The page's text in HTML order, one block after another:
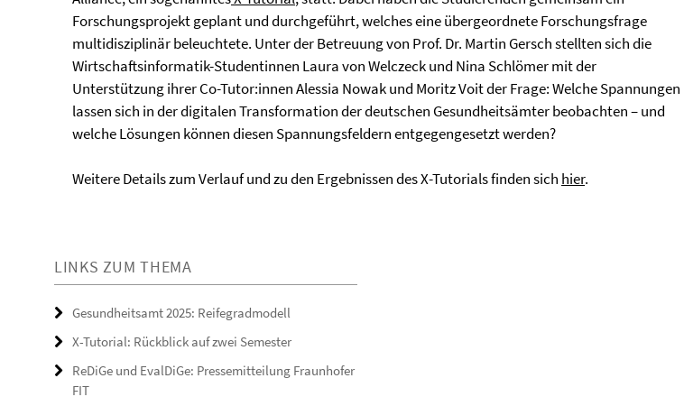
Forschungsprojekt geplant und durchgeführt, welches eine übergeordnete Forschungsfrage
multidisziplinär beleuchtete. Unter der Betreuung von Prof. Dr. Martin Gersch stellten sich die
Wirtschaftsinformatik-Studentinnen Laura von Welczeck und Nina Schlömer mit der
Unterstützung ihrer Co-Tutor:innen Alessia Nowak und Moritz Voit der Frage: Welche Spannungen
lassen sich in der digitalen Transformation der deutschen Gesundheitsämter beobachten – und
welche Lösungen können diesen Spannungsfeldern entgegengesetzt werden?
Weitere Details zum Verlauf und zu den Ergebnissen des X-Tutorials finden sich hier.
LINKS ZUM THEMA
Gesundheitsamt 2025: Reifegradmodell
X-Tutorial: Rückblick auf zwei Semester
ReDiGe und EvalDiGe: Pressemitteilung Fraunhofer
FIT